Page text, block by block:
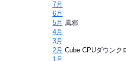
7月
6月
5月 風邪
4月
3月
2月 Cube CPUダウンク
1月